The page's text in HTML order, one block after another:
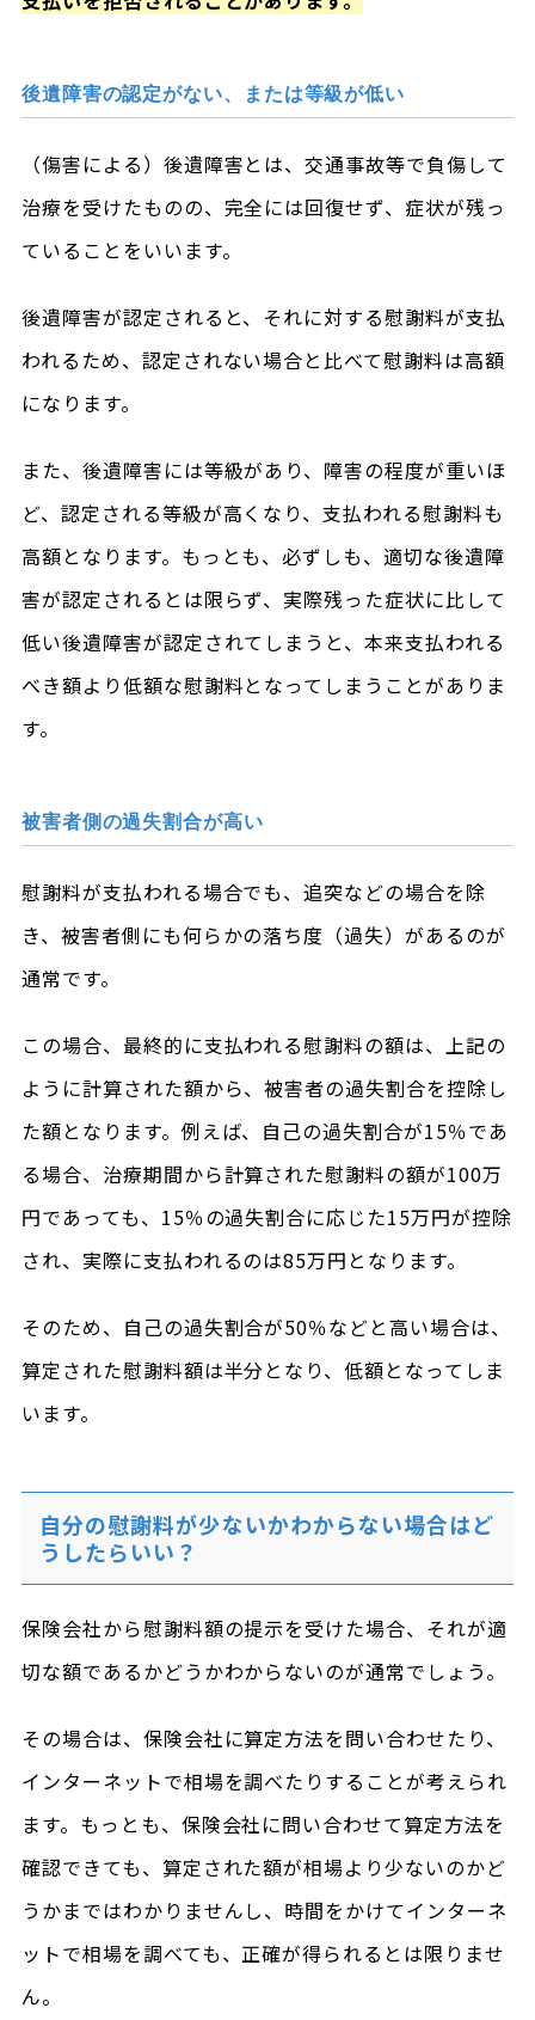
後遺障害の認定がない、または等級が低い
（傷害による）後遺障害とは、交通事故等で負傷して
治療を受けたものの、完全には回復せず、症状が残っ
ていることをいいます。
後遺障害が認定されると、それに対する慰謝料が支払
われるため、認定されない場合と比べて慰謝料は高額
になります。
また、後遺障害には等級があり、障害の程度が重いほ
ど、認定される等級が高くなり、支払われる慰謝料も
高額となります。もっとも、必ずしも、適切な後遺障
害が認定されるとは限らず、実際残った症状に比して
低い後遺障害が認定されてしまうと、本来支払われる
べき額より低額な慰謝料となってしまうことがありま
す。
被害者側の過失割合が高い
慰謝料が支払われる場合でも、追突などの場合を除
き、被害者側にも何らかの落ち度（過失）があるのが
通常です。
この場合、最終的に支払われる慰謝料の額は、上記の
ように計算された額から、被害者の過失割合を控除し
た額となります。例えば、自己の過失割合が15％であ
る場合、治療期間から計算された慰謝料の額が100万
円であっても、15％の過失割合に応じた15万円が控除
され、実際に支払われるのは85万円となります。
そのため、自己の過失割合が50％などと高い場合は、
算定された慰謝料額は半分となり、低額となってしま
います。
自分の慰謝料が少ないかわからない場合はど
うしたらいい？
保険会社から慰謝料額の提示を受けた場合、それが適
切な額であるかどうかわからないのが通常でしょう。
その場合は、保険会社に算定方法を問い合わせたり、
インターネットで相場を調べたりすることが考えられ
ます。もっとも、保険会社に問い合わせて算定方法を
確認できても、算定された額が相場より少ないのかど
うかまではわかりませんし、時間をかけてインターネ
ットで相場を調べても、正確が得られるとは限りませ
ん。